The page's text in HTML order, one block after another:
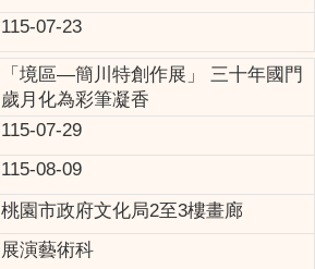
115-07-23
「境區—簡川特創作展」 三十年國門
歲月化為彩筆凝香
115-07-29
115-08-09
桃園市政府文化局2至3樓畫廊
展演藝術科